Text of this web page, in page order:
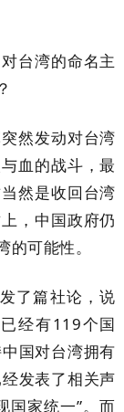
台湾的命名主
然发动对台湾
血的战斗，最
然是收回台湾
，中国政府仍
可能性。
了篇社论，说
经有119个国
国对台湾拥有
发表了相关声
国家统一”。而